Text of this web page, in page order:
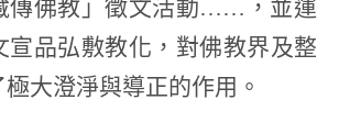
傳佛教」徵文活動……，並運
宣品弘敷教化，對佛教界及整
大澄淨與導正的作用。